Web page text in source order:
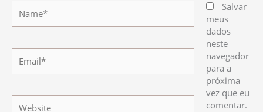
Salvar
meus
dados
neste
navegador
para a
próxima
vez que eu
comentar.